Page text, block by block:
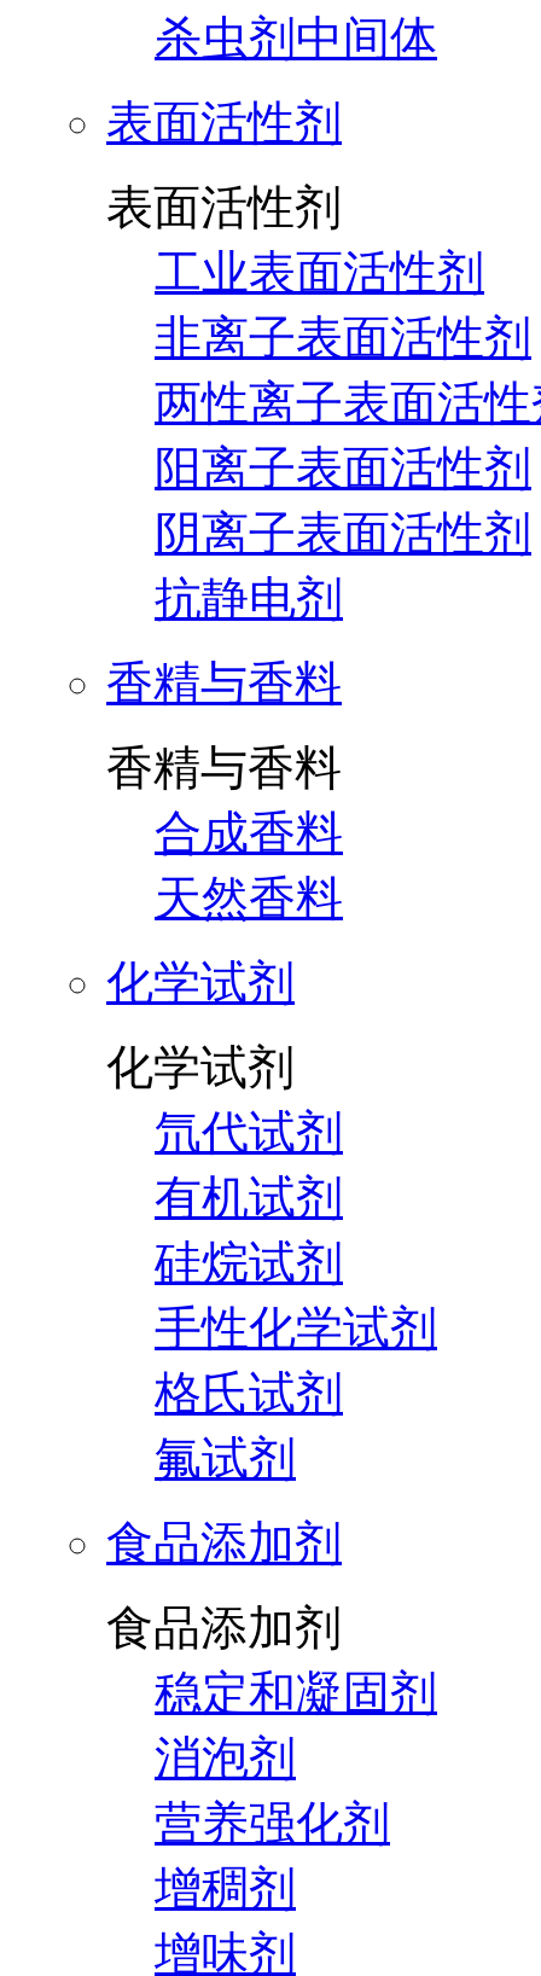
杀虫剂中间体
表面活性剂
表面活性剂
工业表面活性剂
非离子表面活性剂
两性离子表面活
阳离子表面活性剂
阴离子表面活性剂
抗静电剂
香精与香料
香精与香料
合成香料
天然香料
化学试剂
化学试剂
氘代试剂
有机试剂
硅烷试剂
手性化学试剂
格氏试剂
氟试剂
食品添加剂
食品添加剂
稳定和凝固剂
消泡剂
营养强化剂
增稠剂
增味剂